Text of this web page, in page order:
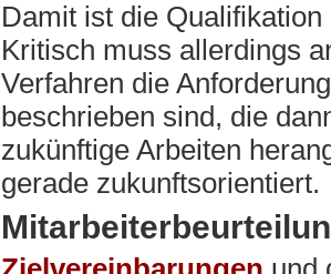
Damit ist die
Kritisch muss allerdings
Verfahren die
beschrieben sind, die
zukünftige Arbeiten
gerade zukunftsorientiert.